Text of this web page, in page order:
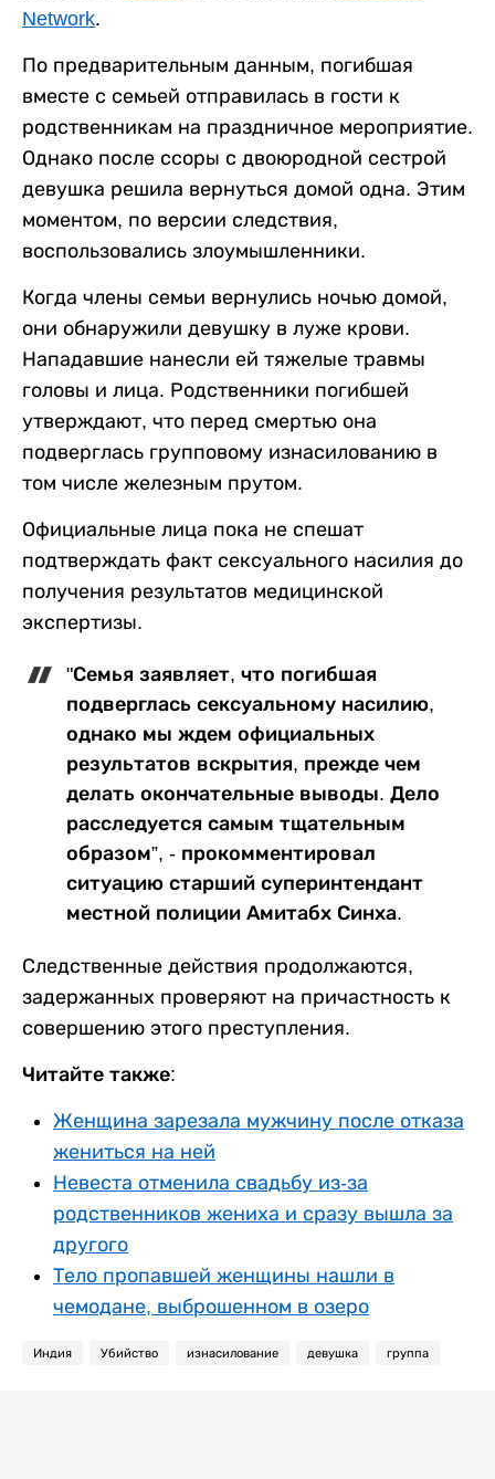
Network.
По предварительным данным, погибшая
вместе с семьей отправилась в гости к
родственникам на праздничное мероприятие.
Однако после ссоры с двоюродной сестрой
девушка решила вернуться домой одна. Этим
моментом, по версии следствия,
воспользовались злоумышленники.
Когда члены семьи вернулись ночью домой,
они обнаружили девушку в луже крови.
Нападавшие нанесли ей тяжелые травмы
головы и лица. Родственники погибшей
утверждают, что перед смертью она
подверглась групповому изнасилованию в
том числе железным прутом.
Официальные лица пока не спешат
подтверждать факт сексуального насилия до
получения результатов медицинской
экспертизы.
"Семья заявляет, что погибшая
подверглась сексуальному насилию,
однако мы ждем официальных
результатов вскрытия, прежде чем
делать окончательные выводы. Дело
расследуется самым тщательным
образом”, - прокомментировал
ситуацию старший суперинтендант
местной полиции Амитабх Синха.
Следственные действия продолжаются,
задержанных проверяют на причастность к
совершению этого преступления.
Читайте также:
Женщина зарезала мужчину после отказа
жениться на ней
Невеста отменила свадьбу из-за
родственников жениха и сразу вышла за
другого
Тело пропавшей женщины нашли в
чемодане, выброшенном в озеро
Индия Убийство изнасилование девушка группа